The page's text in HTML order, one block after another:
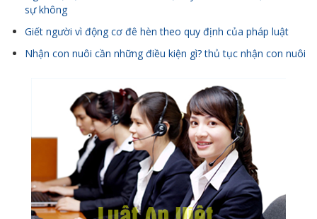
sự không
Giết người vì động cơ đê hèn theo quy định của pháp luật
Nhận con nuôi cần những điều kiện gì? thủ tục nhận con nuôi